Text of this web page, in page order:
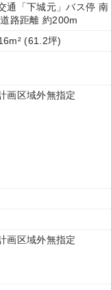
通「下城元」バス停 南
路距離 約200m
(61.2坪)
画区域外無指定
画区域外無指定